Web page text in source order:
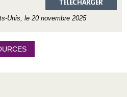
Unis, le 20 novembre 2025